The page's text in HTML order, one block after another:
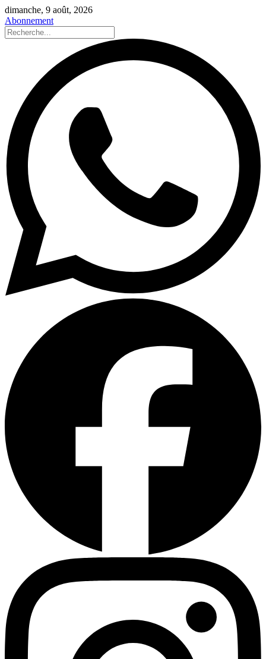
dimanche, 9 août, 2026
Abonnement